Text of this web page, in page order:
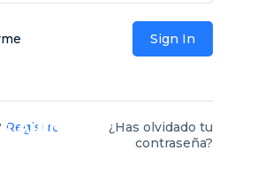
Sign In
Registro
¿Has olvidado tu
contraseña?
Authors